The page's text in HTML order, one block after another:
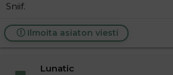
Sniif.
Ilmoita asiaton viesti
Lunatic